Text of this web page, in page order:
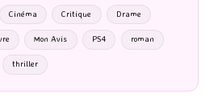
Cinéma Critique Drame
Mon Avis PS4 roman
thriller